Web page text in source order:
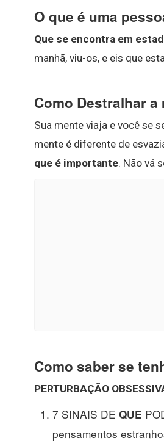
O que é uma
Que se encontra em
manhã, viu-os, e eis que
Como Destralhar a
Sua mente viaja e você se
mente é diferente de
que é importante. Não vá
Como saber se
PERTURBAÇÃO
7 SINAIS DE QUE
pensamentos